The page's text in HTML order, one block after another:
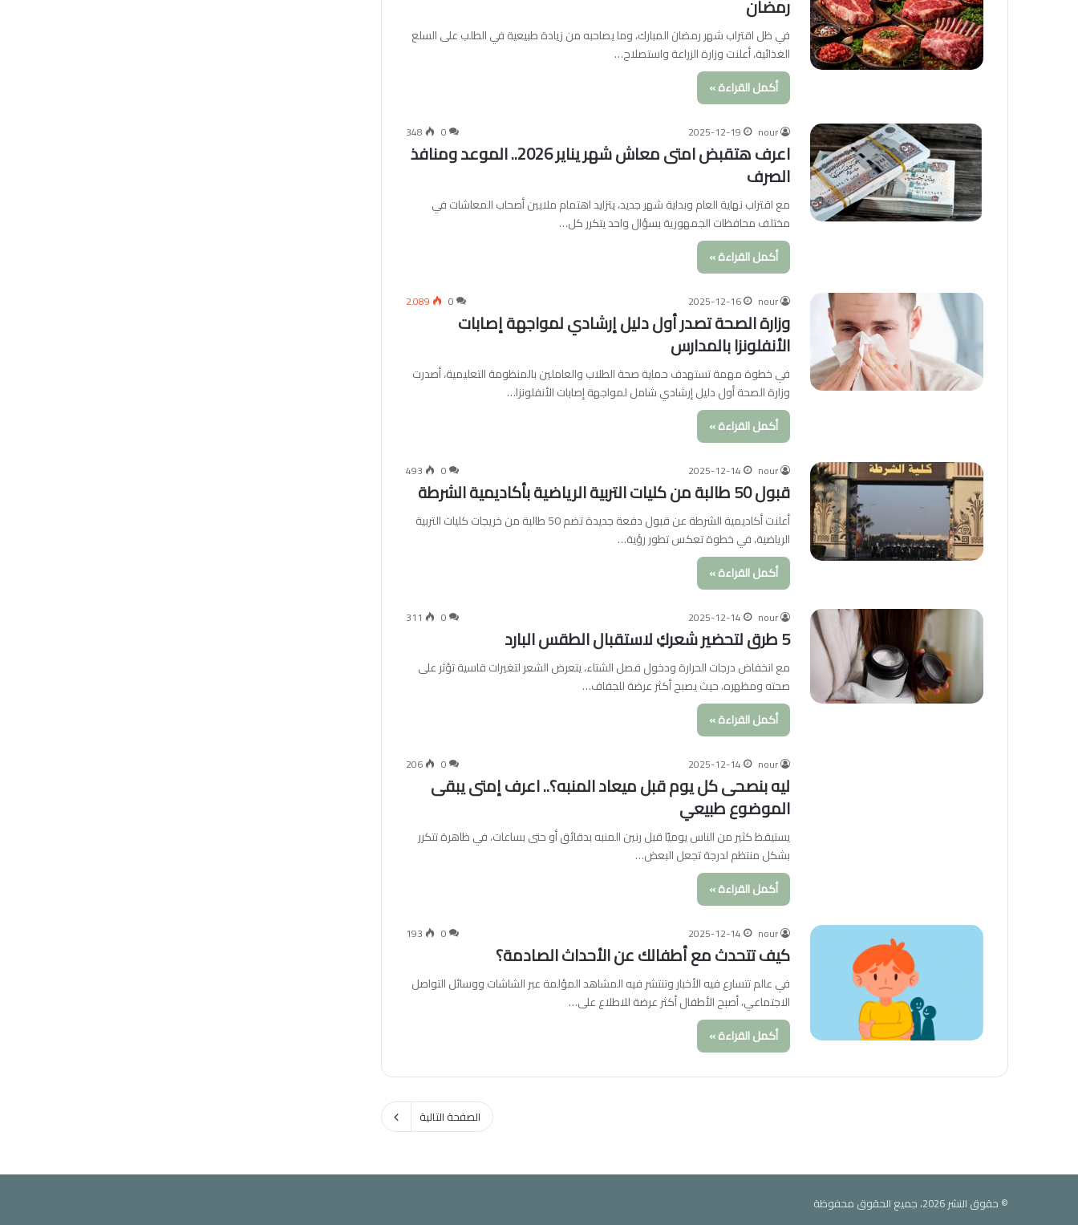
رمضان
في ظل اقتراب شهر رمضان المبارك، وما يصاحبه من زيادة طبيعية في الطلب على السلع
الغذائية، أعلنت وزارة الزراعة واستصلاح…
أكمل القراءة »
nour
2025-12-19
0
348
اعرف هتقبض امتى معاش شهر يناير 2026.. الموعد ومنافذ
الصرف
مع اقتراب نهاية العام وبداية شهر جديد، يتزايد اهتمام ملايين أصحاب المعاشات في
مختلف محافظات الجمهورية بسؤال واحد يتكرر كل…
أكمل القراءة »
nour
2025-12-16
0 2٬089
وزارة الصحة تصدر أول دليل إرشادي لمواجهة إصابات
الأنفلونزا بالمدارس
في خطوة مهمة تستهدف حماية صحة الطلاب والعاملين بالمنظومة التعليمية، أصدرت
وزارة الصحة أول دليل إرشادي شامل لمواجهة إصابات الأنفلونزا…
أكمل القراءة »
nour
2025-12-14
0
493
قبول 50 طالبة من كليات التربية الرياضية بأكاديمية الشرطة
أعلنت أكاديمية الشرطة عن قبول دفعة جديدة تضم 50 طالبة من خريجات كليات التربية
الرياضية، في خطوة تعكس تطور رؤية…
أكمل القراءة »
nour
2025-12-14
0
311
5 طرق لتحضير شعركِ لاستقبال الطقس البارد
مع انخفاض درجات الحرارة ودخول فصل الشتاء، يتعرض الشعر لتغيرات قاسية تؤثر على
صحته ومظهره، حيث يصبح أكثر عرضة للجفاف…
أكمل القراءة »
nour
2025-12-14
0
206
ليه بنصحى كل يوم قبل ميعاد المنبه؟.. اعرف إمتى يبقى
الموضوع طبيعي
يستيقظ كثير من الناس يوميًا قبل رنين المنبه بدقائق أو حتى بساعات، في ظاهرة تتكرر
بشكل منتظم لدرجة تجعل البعض…
أكمل القراءة »
nour
2025-12-14
0
193
كيف تتحدث مع أطفالك عن الأحداث الصادمة؟
في عالم تتسارع فيه الأخبار وتنتشر فيه المشاهد المؤلمة عبر الشاشات ووسائل التواصل
الاجتماعي، أصبح الأطفال أكثر عرضة للاطلاع على…
أكمل القراءة »
الصفحة التالية
© حقوق النشر 2026، جميع الحقوق محفوظة